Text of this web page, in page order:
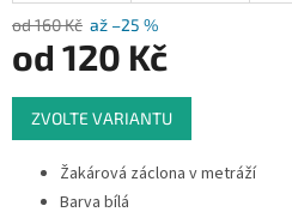
od 160 Kč až –25 %
od 120 Kč
Měrná
cena:
ZVOLTE VARIANTU
Žakárová záclona v metráží
Barva bílá